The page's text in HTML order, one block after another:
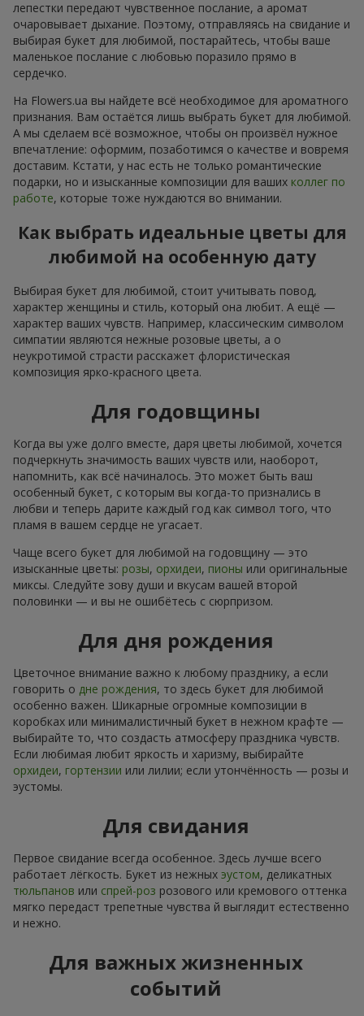
лепестки передают чувственное послание, а аромат
очаровывает дыхание. Поэтому, отправляясь на свидание и
выбирая букет для любимой, постарайтесь, чтобы ваше
маленькое послание с любовью поразило прямо в
сердечко.
На Flowers.ua вы найдете всё необходимое для ароматного
признания. Вам остаётся лишь выбрать букет для любимой.
А мы сделаем всё возможное, чтобы он произвёл нужное
впечатление: оформим, позаботимся о качестве и вовремя
доставим. Кстати, у нас есть не только романтические
подарки, но и изысканные композиции для ваших коллег по
работе, которые тоже нуждаются во внимании.
Как выбрать идеальные цветы для
любимой на особенную дату
Выбирая букет для любимой, стоит учитывать повод,
характер женщины и стиль, который она любит. А ещё —
характер ваших чувств. Например, классическим символом
симпатии являются нежные розовые цветы, а о
неукротимой страсти расскажет флористическая
композиция ярко-красного цвета.
Для годовщины
Когда вы уже долго вместе, даря цветы любимой, хочется
подчеркнуть значимость ваших чувств или, наоборот,
напомнить, как всё начиналось. Это может быть ваш
особенный букет, с которым вы когда-то признались в
любви и теперь дарите каждый год как символ того, что
пламя в вашем сердце не угасает.
Чаще всего букет для любимой на годовщину — это
изысканные цветы: розы, орхидеи, пионы или оригинальные
миксы. Следуйте зову души и вкусам вашей второй
половинки — и вы не ошибётесь с сюрпризом.
Для дня рождения
Цветочное внимание важно к любому празднику, а если
говорить о дне рождения, то здесь букет для любимой
особенно важен. Шикарные огромные композиции в
коробках или минималистичный букет в нежном крафте —
выбирайте то, что создасть атмосферу праздника чувств.
Если любимая любит яркость и харизму, выбирайте
орхидеи, гортензии или лилии; если утончённость — розы и
эустомы.
Для свидания
Первое свидание всегда особенное. Здесь лучше всего
работает лёгкость. Букет из нежных эустом, деликатных
тюльпанов или спрей-роз розового или кремового оттенка
мягко передаст трепетные чувства й выглядит естественно
и нежно.
Для важных жизненных
событий